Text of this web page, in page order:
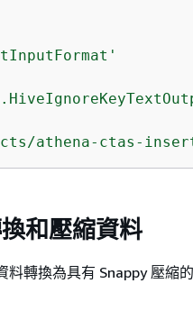
athena-ctas-
和壓縮資料
料轉換為具有 Snappy 壓縮